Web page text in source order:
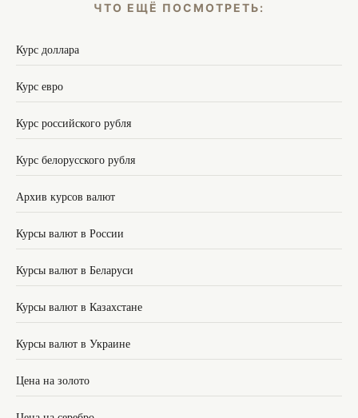
ЧТО ЕЩЁ ПОСМОТРЕТЬ:
Курс доллара
Курс евро
Курс российского рубля
Курс белорусского рубля
Архив курсов валют
Курсы валют в России
Курсы валют в Беларуси
Курсы валют в Казахстане
Курсы валют в Украине
Цена на золото